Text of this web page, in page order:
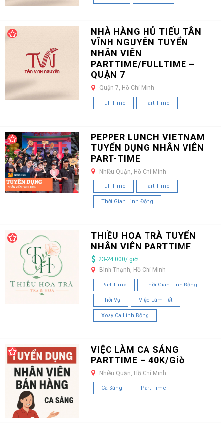
NHÀ HÀNG HỦ TIẾU TÂN
VĨNH NGUYÊN TUYỂN
NHÂN VIÊN
PARTTIME/FULLTIME –
QUẬN 7
Quận 7, Hồ Chí Minh
Full Time Part Time
PEPPER LUNCH VIETNAM
TUYỂN DỤNG NHÂN VIÊN
PART-TIME
Nhiều Quận, Hồ Chí Minh
Full Time Part Time
Thời Gian Linh Động
THIỀU HOA TRÀ TUYỂN
NHÂN VIÊN PARTTIME
23-24.000/ giờ
Bình Thạnh, Hồ Chí Minh
Part Time Thời Gian Linh Động
Thời Vụ Việc Làm Tết
Xoay Ca Linh Động
VIỆC LÀM CA SÁNG
PARTTIME – 40K/Giờ
Nhiều Quận, Hồ Chí Minh
Ca Sáng Part Time